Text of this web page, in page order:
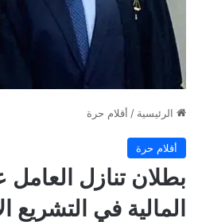
الرئيسية / أقلام حرة
أقلام حرة
بطلان تنازل
المالية في التشريع